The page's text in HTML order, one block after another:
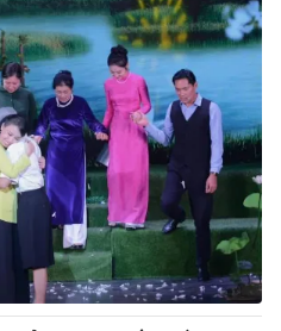
thức nếu không có sự chấp
VTV.vn khi phát hành lại